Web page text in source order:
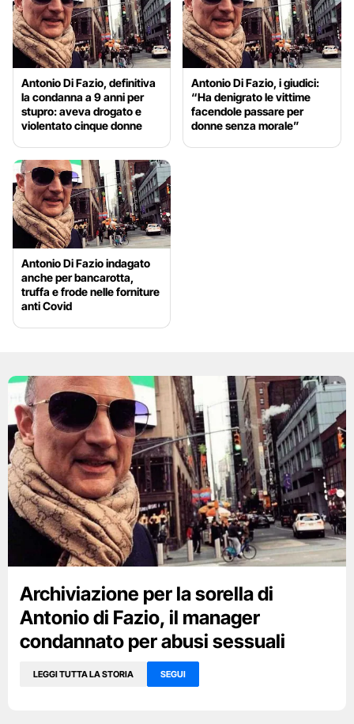
Antonio Di Fazio, definitiva
la condanna a 9 anni per
stupro: aveva drogato e
violentato cinque donne
Antonio Di Fazio, i giudici:
“Ha denigrato le vittime
facendole passare per
donne senza morale”
Antonio Di Fazio indagato
anche per bancarotta,
truffa e frode nelle forniture
anti Covid
Archiviazione per la sorella di
Antonio di Fazio, il manager
condannato per abusi sessuali
LEGGI TUTTA LA STORIA SEGUI